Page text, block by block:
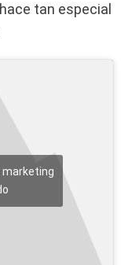
tan especial
marketing